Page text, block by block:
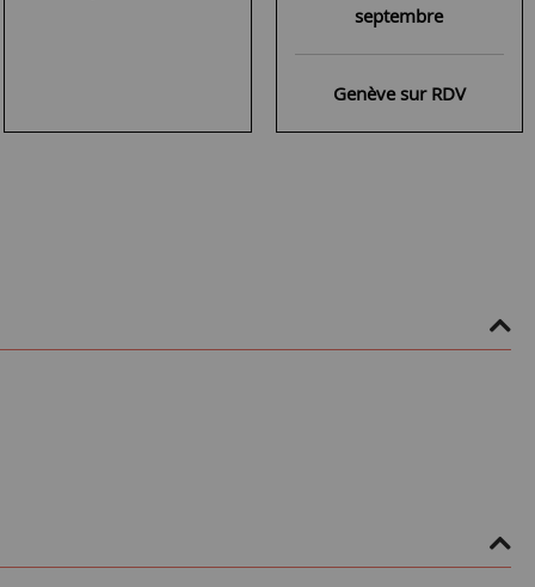
septembre
Genève sur RDV